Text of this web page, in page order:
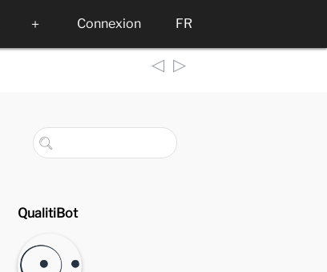
＋ Connexion FR
◁ ▷
QualitiBot